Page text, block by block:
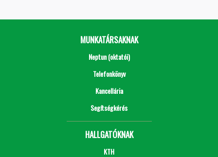
MUNKATÁRSAKNAK
Neptun (oktatói)
Telefonkönyv
Kancellária
Segítségkérés
HALLGATÓKNAK
KTH